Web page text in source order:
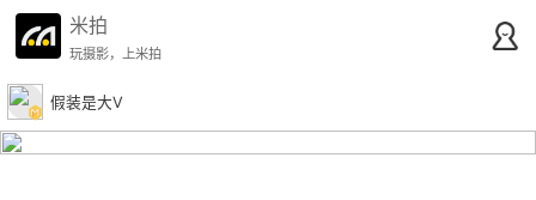
米拍
玩摄影，上米拍
假装是大V